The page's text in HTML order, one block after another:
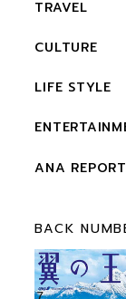
TRAVEL
CULTURE
LIFE STYLE
ANA REPORT
BACK